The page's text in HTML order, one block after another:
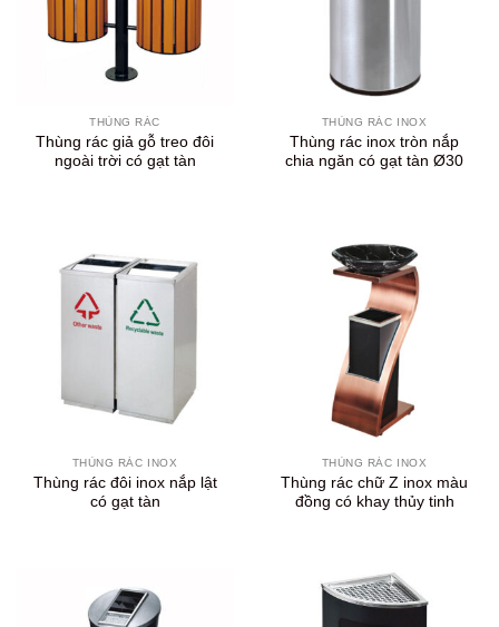
THÙNG RÁC
Thùng rác giả gỗ treo đôi
ngoài trời có gạt tàn
THÙNG RÁC INOX
Thùng rác inox tròn nắp
chia ngăn có gạt tàn Ø30
THÙNG RÁC INOX
Thùng rác đôi inox nắp lật
có gạt tàn
THÙNG RÁC INOX
Thùng rác chữ Z inox màu
đồng có khay thủy tinh